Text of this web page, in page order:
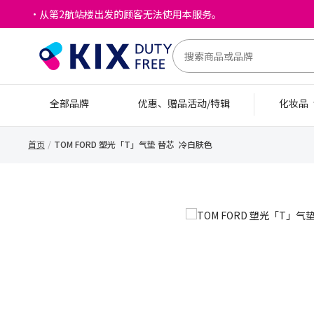
・从第2航站楼出发的顾客无法使用本服务。
全部品牌 优惠、赠品活动/特辑 化妆品
首页 TOM FORD 塑光「T」气垫 替芯 冷白肤色